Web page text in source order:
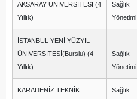
AKSARAY ÜNİVERSİTESİ (4
Yıllık)
Sağlık
Yönetimi
İSTANBUL YENİ YÜZYIL
ÜNİVERSİTESİ(Burslu) (4
Yıllık)
Sağlık
Yönetimi
KARADENİZ TEKNİK
Sağlık